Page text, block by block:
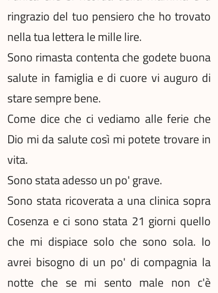
ringrazio del tuo pensiero che ho trovato
nella tua lettera le mille lire.
Sono rimasta contenta che godete buona
salute in famiglia e di cuore vi auguro di
stare sempre bene.
Come dice che ci vediamo alle ferie che
Dio mi da salute così mi potete trovare in
vita.
Sono stata adesso un po' grave.
Sono stata ricoverata a una clinica sopra
Cosenza e ci sono stata 21 giorni quello
che mi dispiace solo che sono sola. Io
avrei bisogno di un po' di compagnia la
notte che se mi sento male non c'è